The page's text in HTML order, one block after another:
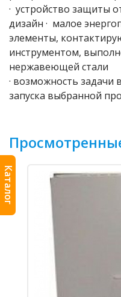
Каталог
· устройство защиты
дизайн · малое
элементы,
инструментом,
нержавеющей стали
· возможность задачи
запуска выбранной